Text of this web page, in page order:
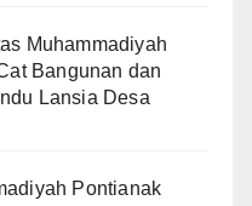
Muhammadiyah
Bangunan dan
Lansia Desa
Pontianak